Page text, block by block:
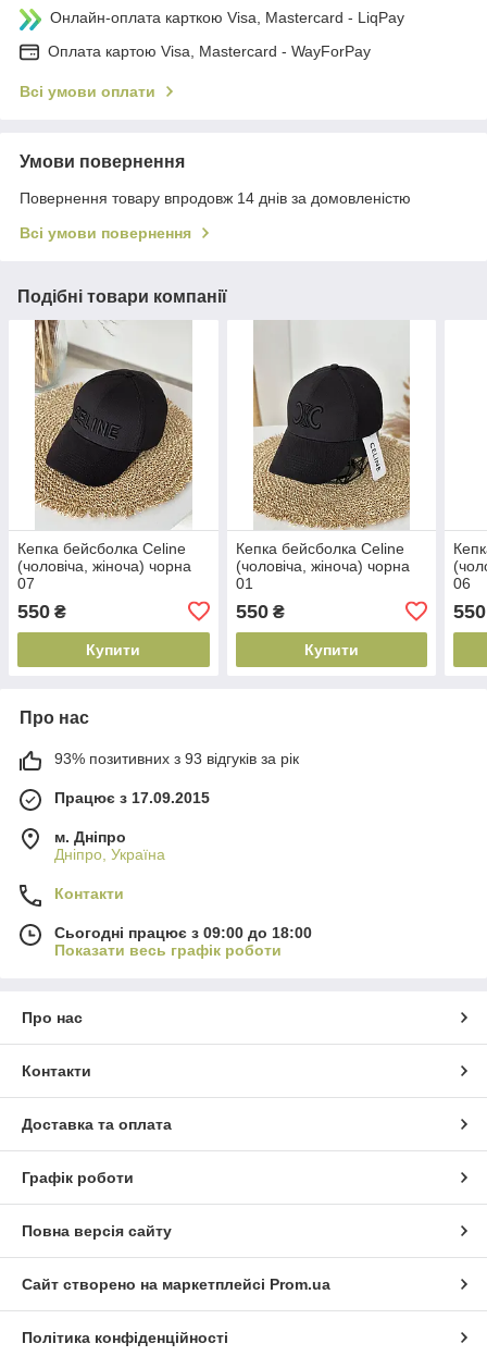
Онлайн-оплата карткою Visa, Mastercard - LiqPay
Оплата картою Visa, Mastercard - WayForPay
Всі умови оплати
Умови повернення
Повернення товару впродовж 14 днів за домовленістю
Всі умови повернення
Подібні товари компанії
Кепка бейсболка Celine
(чоловіча, жіноча) чорна
07
550 ₴
Купити
Кепка бейсболка Celine
(чоловіча, жіноча) чорна
01
550₴
Купити
06
550
Про нас
93% позитивних з 93 відгуків за рік
Працює з 17.09.2015
м. Дніпро
Дніпро, Україна
Контакти
Сьогодні працює з 09:00 до 18:00
Показати весь графік роботи
Про нас
Контакти
Доставка та оплата
Графік роботи
Повна версія сайту
Сайт створено на маркетплейсі Prom.ua
Політика конфіденційності